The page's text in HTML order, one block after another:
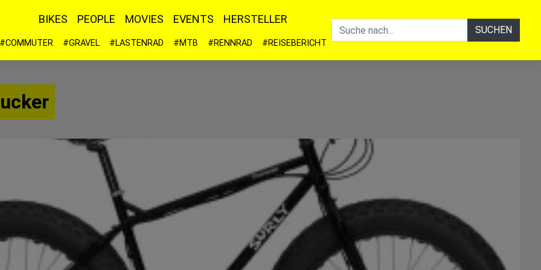
SUCHEN
BIKES PEOPLE MOVIES EVENTS HERSTELLER
#COMMUTER #GRAVEL #LASTENRAD #MTB #RENNRAD #REISEBERICHT